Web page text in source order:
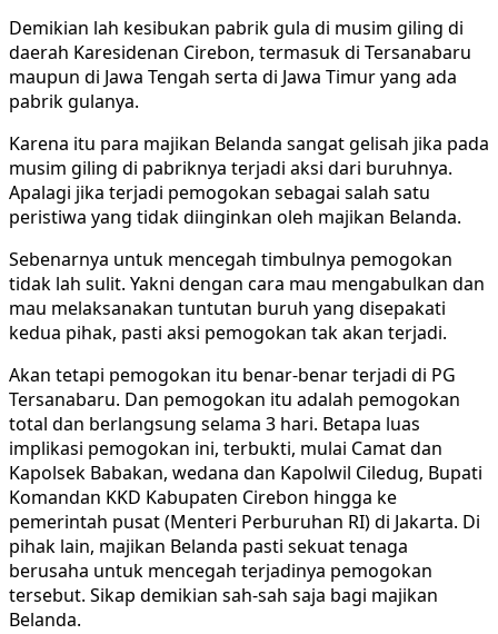
Demikian lah kesibukan pabrik gula di musim giling di
daerah Karesidenan Cirebon, termasuk di Tersanabaru
maupun di Jawa Tengah serta di Jawa Timur yang ada
pabrik gulanya.
Karena itu para majikan Belanda sangat gelisah jika pada
musim giling di pabriknya terjadi aksi dari buruhnya.
Apalagi jika terjadi pemogokan sebagai salah satu
peristiwa yang tidak diinginkan oleh majikan Belanda.
Sebenarnya untuk mencegah timbulnya pemogokan
tidak lah sulit. Yakni dengan cara mau mengabulkan dan
mau melaksanakan tuntutan buruh yang disepakati
kedua pihak, pasti aksi pemogokan tak akan terjadi.
Akan tetapi pemogokan itu benar-benar terjadi di PG
Tersanabaru. Dan pemogokan itu adalah pemogokan
total dan berlangsung selama 3 hari. Betapa luas
implikasi pemogokan ini, terbukti, mulai Camat dan
Kapolsek Babakan, wedana dan Kapolwil Ciledug, Bupati
Komandan KKD Kabupaten Cirebon hingga ke
pemerintah pusat (Menteri Perburuhan RI) di Jakarta. Di
pihak lain, majikan Belanda pasti sekuat tenaga
berusaha untuk mencegah terjadinya pemogokan
tersebut. Sikap demikian sah-sah saja bagi majikan
Belanda.